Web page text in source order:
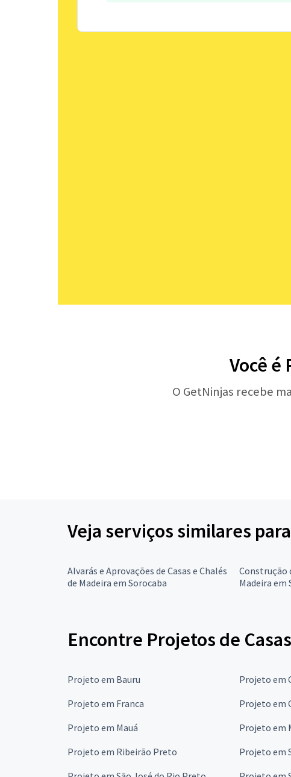
Você é
O GetNinjas recebe
Veja serviços similares
Alvarás e Aprovações de Casas e Chalés
de Madeira em Sorocaba
Construção
Madeira em
Encontre Projetos de
Projeto em Bauru Projeto em
Projeto em Franca
Projeto em
Projeto em Mauá
Projeto em
Projeto em Ribeirão Preto
Projeto em